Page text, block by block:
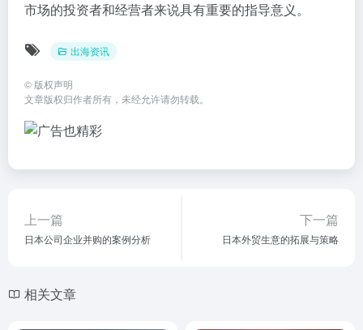
市场的投资者和经营者来说具有重要的指导意义。
出海资讯
© 版权声明
文章版权归作者所有，未经允许请勿转载。
上一篇
日本公司企业并购的案例分析
下一篇
日本外贸生意的拓展与策略
相关文章